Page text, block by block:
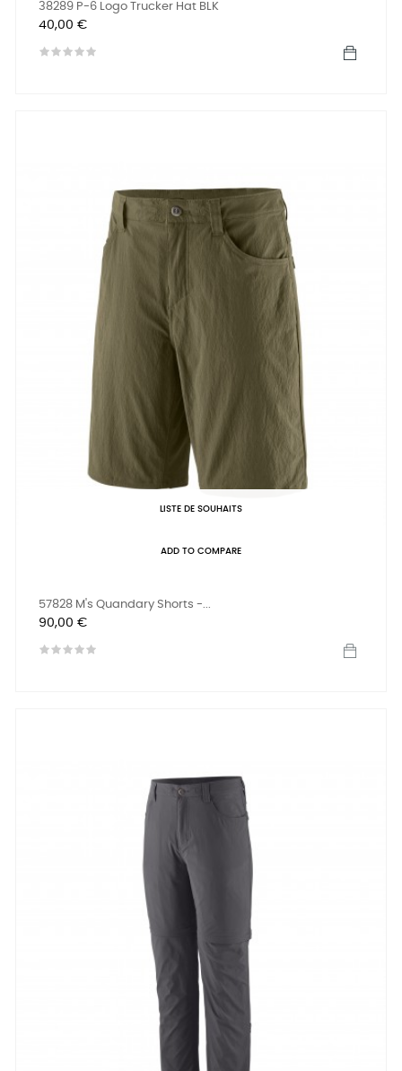
38289 P-6 Logo Trucker Hat BLK
Prix
40,00 €
LISTE DE SOUHAITS
ADD TO COMPARE
57828 M's Quandary Shorts -...
Prix
90,00 €